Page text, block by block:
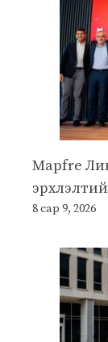
Mapfre
8 сар 9, 2026